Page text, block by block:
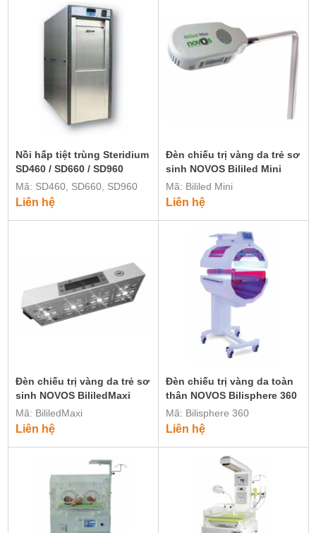
Nồi hấp tiệt trùng Steridium
SD460 / SD660 / SD960
Mã: SD460, SD660, SD960
Liên hệ
Đèn chiếu trị vàng da trẻ sơ
sinh NOVOS Bililed Mini
Mã: Bililed Mini
Liên hệ
Đèn chiếu trị vàng da trẻ sơ
sinh NOVOS BililedMaxi
Mã: BililedMaxi
Liên hệ
Đèn chiếu trị vàng da toàn
thân NOVOS Bilisphere 360
Mã: Bilisphere 360
Liên hệ